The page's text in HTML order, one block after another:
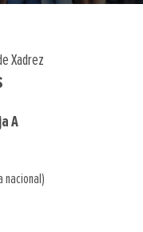
Xadrez
A
nacional)